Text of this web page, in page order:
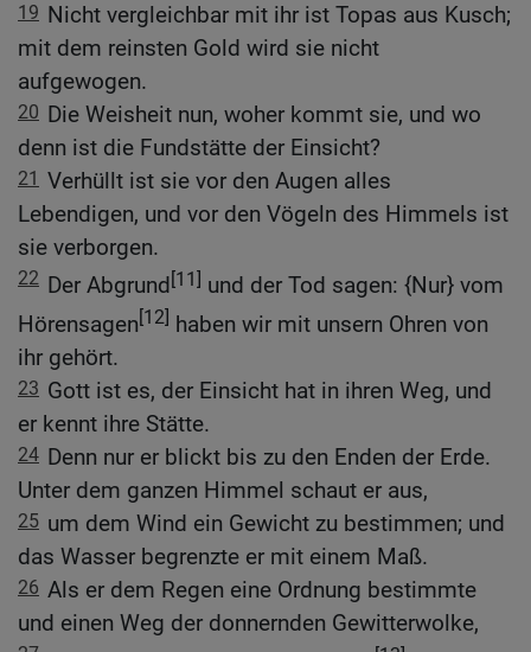
19 Nicht vergleichbar mit ihr ist Topas aus Kusch;
mit dem reinsten Gold wird sie nicht
aufgewogen.
20 Die Weisheit nun, woher kommt sie, und wo
denn ist die Fundstätte der Einsicht?
21 Verhüllt ist sie vor den Augen alles
Lebendigen, und vor den Vögeln des Himmels ist
sie verborgen.
22 Der Abgrund[11] und der Tod sagen: {Nur} vom
Hörensagen[12] haben wir mit unsern Ohren von
ihr gehört.
23 Gott ist es, der Einsicht hat in ihren Weg, und
er kennt ihre Stätte.
24 Denn nur er blickt bis zu den Enden der Erde.
Unter dem ganzen Himmel schaut er aus,
25 um dem Wind ein Gewicht zu bestimmen; und
das Wasser begrenzte er mit einem Maß.
26 Als er dem Regen eine Ordnung bestimmte
und einen Weg der donnernden Gewitterwolke,